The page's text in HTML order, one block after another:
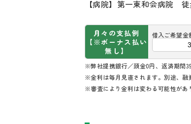
【病院】第一東和会病院
月々の支払例
【※ボーナス払い
無し】
借入ご希望金
※弊社提携銀行／頭金0円、返済期間
※金利は毎月見直されます。別途、融
※審査により金利は変わる可能性があ